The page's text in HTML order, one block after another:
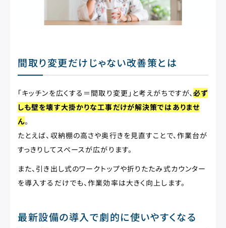
間取り変更だけじゃない改善策とは
「キッチンを広くする＝間取り変更」と考えがちですが、必ず
しも壁を壊す大掛かりな工事だけが解決策ではありませ
ん。
たとえば、収納棚の高さや奥行きを見直すことで、作業台が
すっきりしてスペースが広がります。
また、引き出し式のワークトップや折りたたみ式カウンター
を導入するだけでも、作業効率は大きく向上します。
最新設備の導入で劇的に使いやすくなる